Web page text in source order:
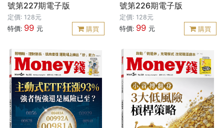
號第227期電子版
定價: 128元
特價: 99 元 購買
號第226期電子版
定價: 128元
特價: 99 元 購買